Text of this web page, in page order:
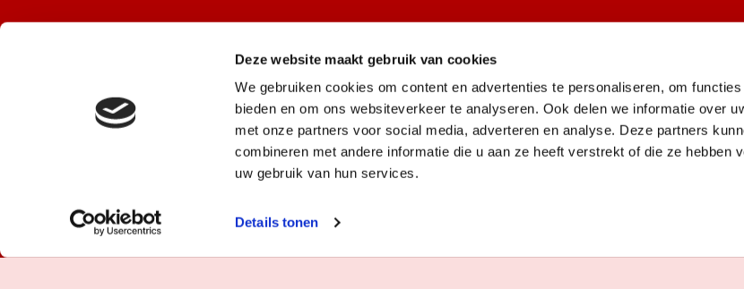
Deze website maakt gebruik van cookies
We gebruiken cookies om content en advertenties te personaliseren, om
bieden en om ons websiteverkeer te analyseren. Ook delen we informatie over
met onze partners voor social media, adverteren en analyse. Deze partners
combineren met andere informatie die u aan ze heeft verstrekt of die ze hebben
uw gebruik van hun services.
Details tonen